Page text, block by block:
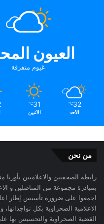
العيون
غيوم متفرقة
32
℃
الأحد
31
℃
الأثنين
من نحن
بمبادرة مجموعة من المناضلين و
اجمعوا على ضرورة تأسيس إطار
الاعلامية الصحراوية بكل
القضية الصحراوية والتحسيس بها